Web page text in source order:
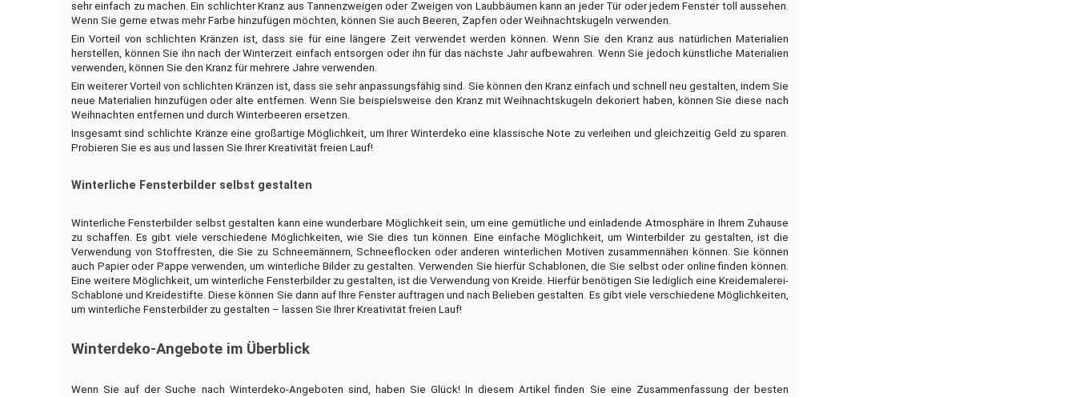
sehr einfach zu machen. Ein schlichter Kranz aus Tannenzweigen oder Zweigen von Laubbäumen kann an jeder Tür oder jedem Fenster toll aussehen.
Wenn Sie gerne etwas mehr Farbe hinzufügen möchten, können Sie auch Beeren, Zapfen oder Weihnachtskugeln verwenden.
Ein Vorteil von schlichten Kränzen ist, dass sie für eine längere Zeit verwendet werden können. Wenn Sie den Kranz aus natürlichen Materialien
herstellen, können Sie ihn nach der Winterzeit einfach entsorgen oder ihn für das nächste Jahr aufbewahren. Wenn Sie jedoch künstliche Materialien
verwenden, können Sie den Kranz für mehrere Jahre verwenden.
Ein weiterer Vorteil von schlichten Kränzen ist, dass sie sehr anpassungsfähig sind. Sie können den Kranz einfach und schnell neu gestalten, indem Sie
neue Materialien hinzufügen oder alte entfernen. Wenn Sie beispielsweise den Kranz mit Weihnachtskugeln dekoriert haben, können Sie diese nach
Weihnachten entfernen und durch Winterbeeren ersetzen.
Insgesamt sind schlichte Kränze eine großartige Möglichkeit, um Ihrer Winterdeko eine klassische Note zu verleihen und gleichzeitig Geld zu sparen.
Probieren Sie es aus und lassen Sie Ihrer Kreativität freien Lauf!
Winterliche Fensterbilder selbst gestalten
Winterliche Fensterbilder selbst gestalten kann eine wunderbare Möglichkeit sein, um eine gemütliche und einladende Atmosphäre in Ihrem Zuhause
zu schaffen. Es gibt viele verschiedene Möglichkeiten, wie Sie dies tun können. Eine einfache Möglichkeit, um Winterbilder zu gestalten, ist die
Verwendung von Stoffresten, die Sie zu Schneemännern, Schneeflocken oder anderen winterlichen Motiven zusammennähen können. Sie können
auch Papier oder Pappe verwenden, um winterliche Bilder zu gestalten. Verwenden Sie hierfür Schablonen, die Sie selbst oder online finden können.
Eine weitere Möglichkeit, um winterliche Fensterbilder zu gestalten, ist die Verwendung von Kreide. Hierfür benötigen Sie lediglich eine Kreidemalerei-
Schablone und Kreidestifte. Diese können Sie dann auf Ihre Fenster auftragen und nach Belieben gestalten. Es gibt viele verschiedene Möglichkeiten,
um winterliche Fensterbilder zu gestalten – lassen Sie Ihrer Kreativität freien Lauf!
Winterdeko-Angebote im Überblick
Wenn Sie auf der Suche nach Winterdeko-Angeboten sind, haben Sie Glück! In diesem Artikel finden Sie eine Zusammenfassung der besten